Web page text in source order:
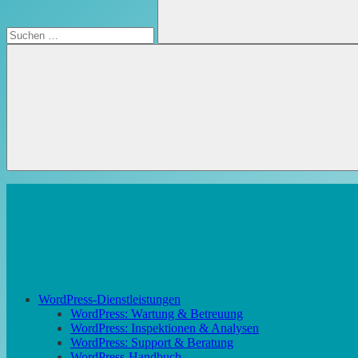
Suchen
WordPress-Dienstleistungen
WordPress: Wartung & Betreuung
WordPress: Inspektionen & Analysen
WordPress: Support & Beratung